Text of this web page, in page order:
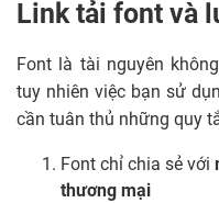
Link tải font và
Font là tài nguyên
tuy nhiên việc bạn sử
cần tuân thủ những quy
Font chỉ chia sẻ với
thương mại